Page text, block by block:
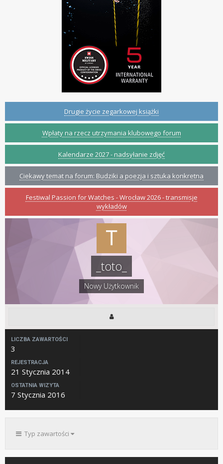
Drugie życie zegarkowej książki
Wpłaty na rzecz utrzymania klubowego forum
Kalendarze 2027 - nadsyłanie zdjęć
Ciekawy temat na forum: Budziki a poezja i sztuka konkretna
Festiwal Passion for Watches - Wrocław 2026 - transmisje
wykładów
_toto_
Nowy Użytkownik
LICZBA ZAWARTOŚCI
3
REJESTRACJA
21 Stycznia 2014
OSTATNIA WIZYTA
7 Stycznia 2016
Typ zawartości